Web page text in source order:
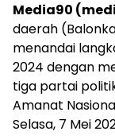
Media90
daerah
menandai
2024 dengan
tiga partai
Amanat
Selasa, 7 Mei